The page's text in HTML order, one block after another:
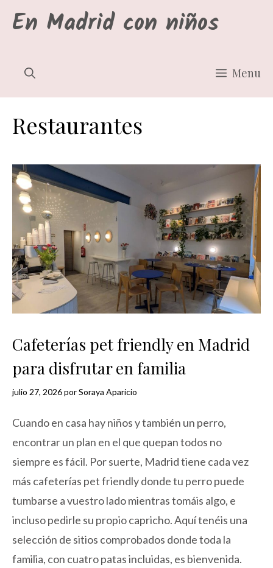
En Madrid con niños
Menu
Restaurantes
Cafeterías pet friendly en Madrid
para disfrutar en familia
julio 27, 2026porSoraya Aparicio
Cuando en casa hay niños y también un perro,
encontrar un plan en el que quepan todos no
siempre es fácil. Por suerte, Madrid tiene cada vez
más cafeterías pet friendly donde tu perro puede
tumbarse a vuestro lado mientras tomáis algo, e
incluso pedirle su propio capricho. Aquí tenéis una
selección de sitios comprobados donde toda la
familia, con cuatro patas incluidas, es bienvenida.